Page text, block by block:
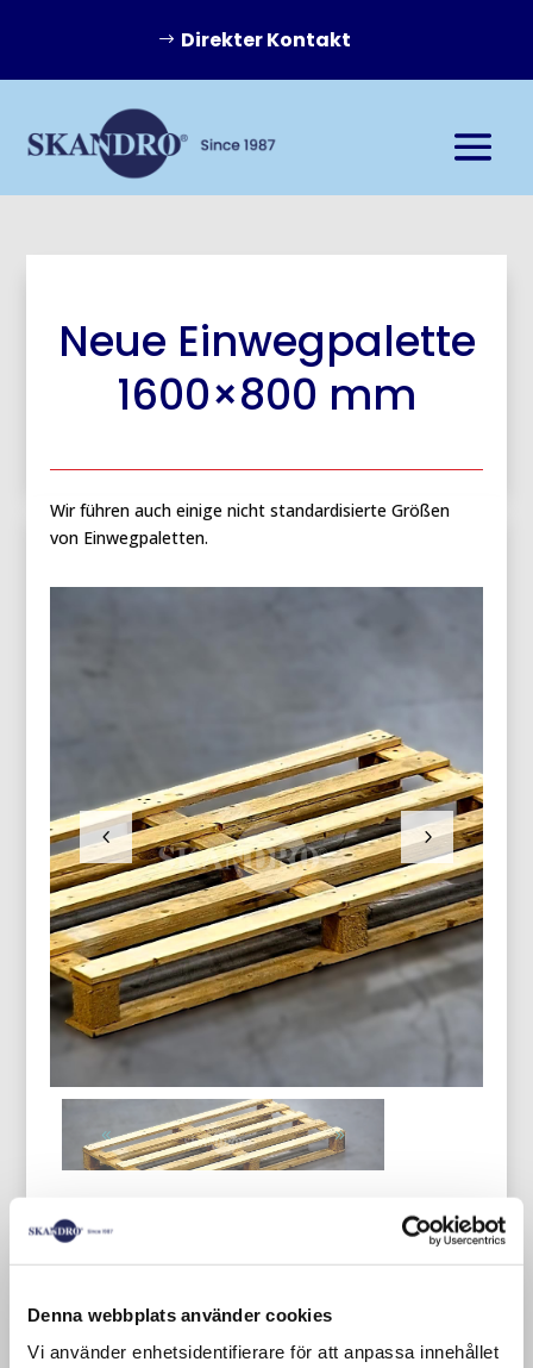
Denna webbplats använder cookies
Vi använder enhetsidentifierare för att anpassa innehållet
Direkter Kontakt
Neue Einwegpalette
1600×800 mm
Wir führen auch einige nicht standardisierte Größen
von Einwegpaletten.
Wir führen auch einige nicht
Einwegpaletten.